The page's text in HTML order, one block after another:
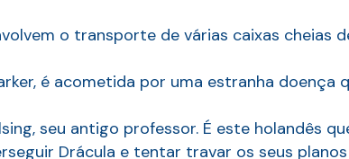
o transporte de várias caixas cheias
é acometida por uma estranha doença
seu antigo professor. É este holandês
Drácula e tentar travar os seus